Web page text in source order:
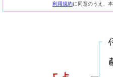
利用規約に同意のうえ、